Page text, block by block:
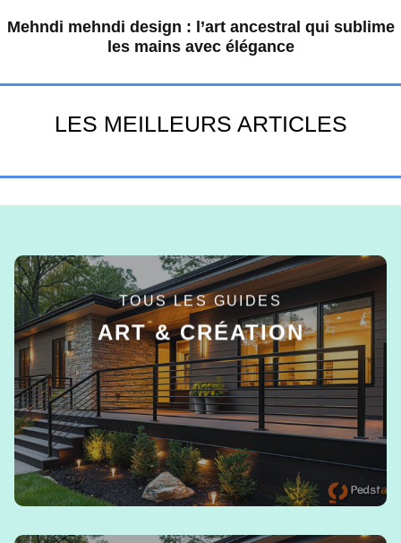
Mehndi mehndi design : l’art ancestral qui sublime
les mains avec élégance
LES MEILLEURS ARTICLES
TOUS LES GUIDES
ART & CRÉATION
EN SAVOIR +